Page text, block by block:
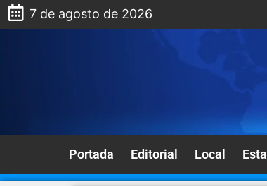
7 de agosto de 2026
Portada Editorial Local